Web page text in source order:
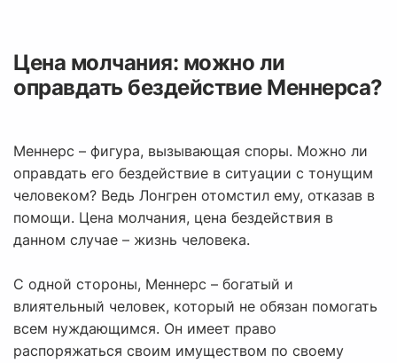
Цена молчания: можно ли
оправдать бездействие Меннерса?
Меннерс – фигура, вызывающая споры. Можно ли
оправдать его бездействие в ситуации с тонущим
человеком? Ведь Лонгрен отомстил ему, отказав в
помощи. Цена молчания, цена бездействия в
данном случае – жизнь человека.
С одной стороны, Меннерс – богатый и
влиятельный человек, который не обязан помогать
всем нуждающимся. Он имеет право
распоряжаться своим имуществом по своему